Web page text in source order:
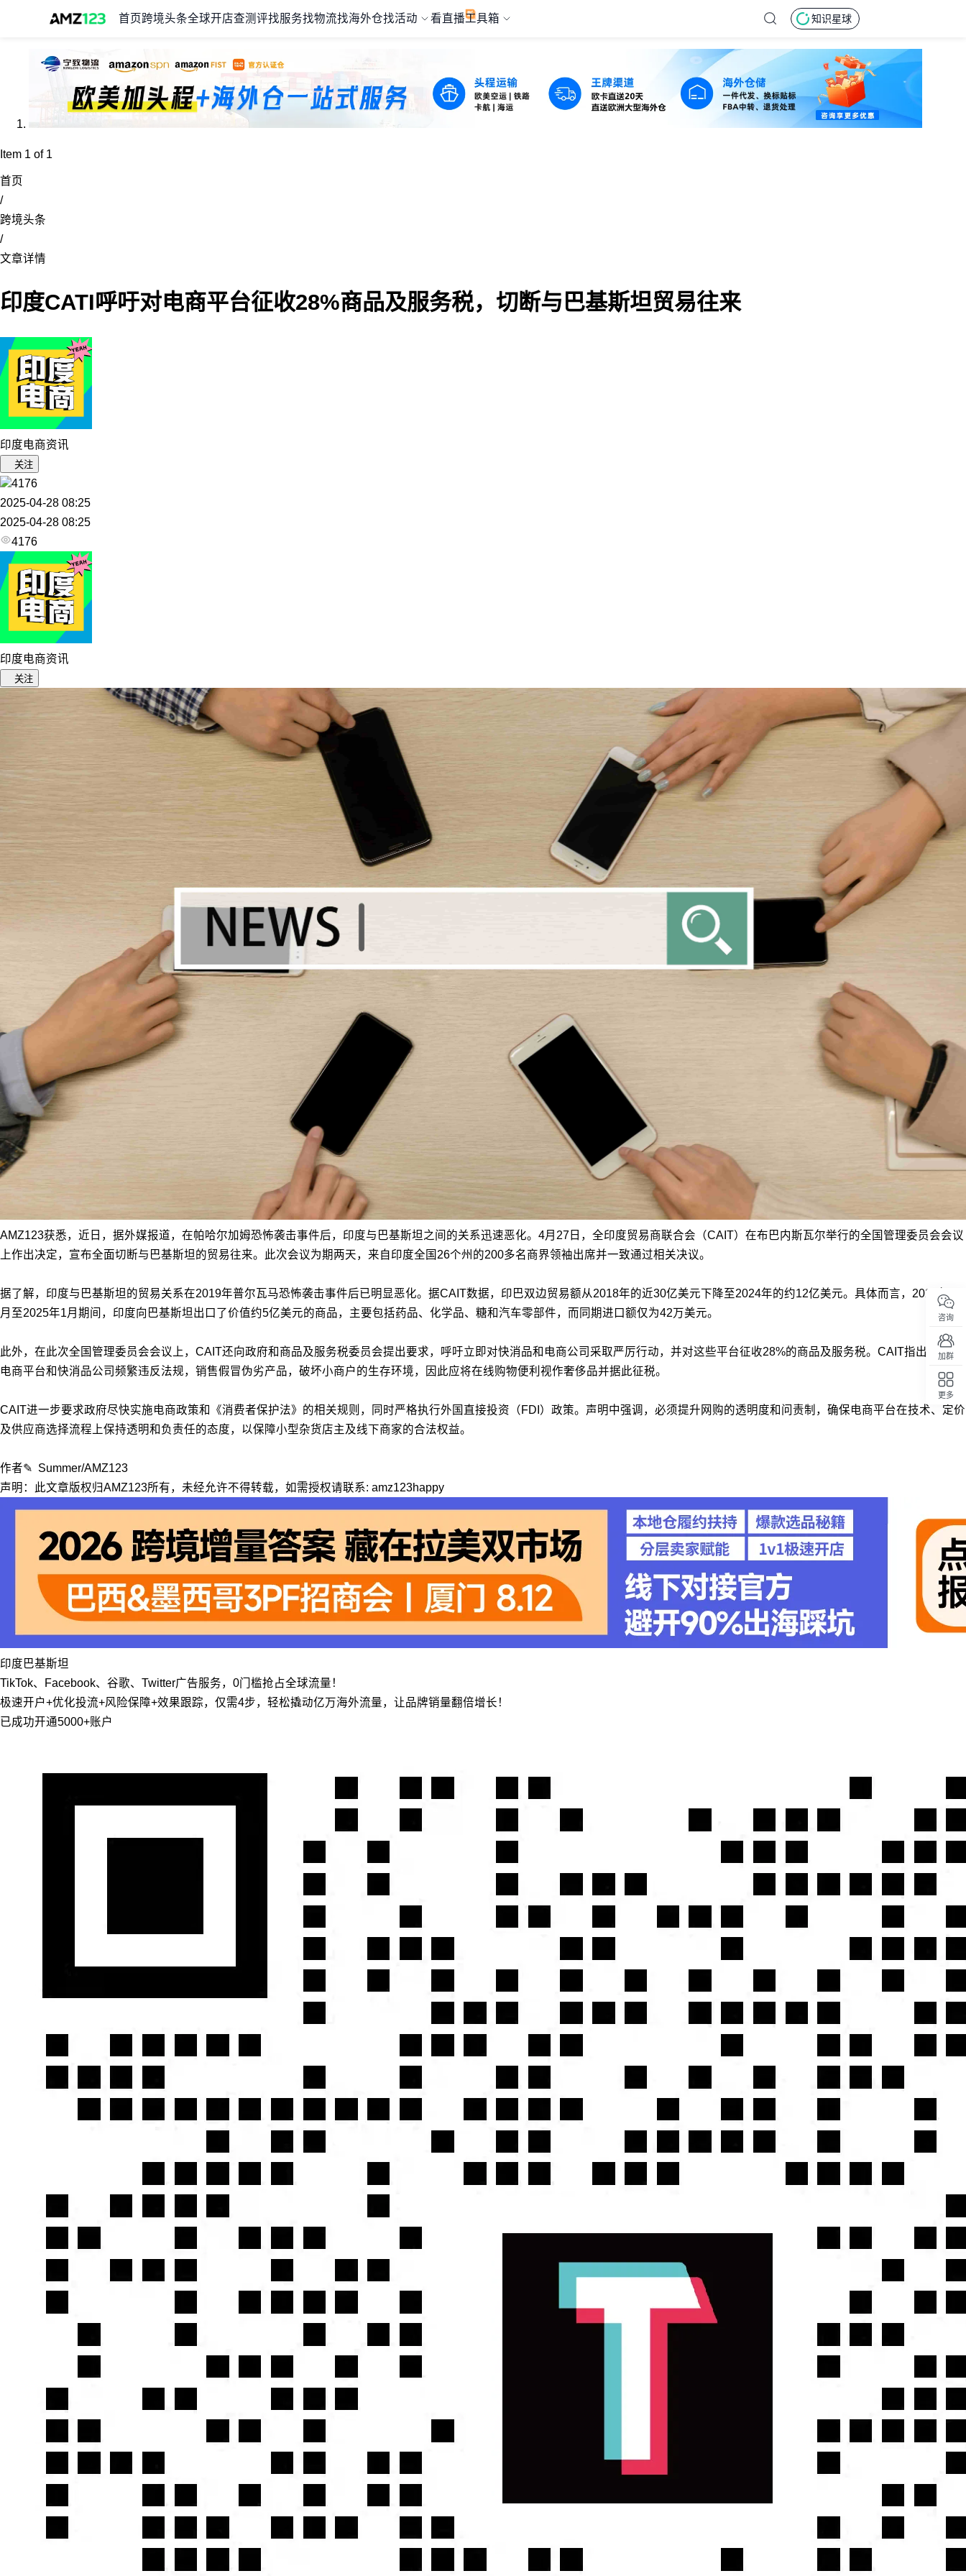
首页 跨境头条全球开店查测评找服务找物流找海外仓找活动 看直播工具箱 知识星球
Item 1 of 1
首页
/
跨境头条
/
文章详情
印度CATI呼吁对电商平台征收28%商品及服务税，切断与巴基斯坦贸易往来
印度电商资讯
关注
4176
2025-04-28 08:25
2025-04-28 08:25
4176
印度电商资讯
关注
AMZ123获悉，近日，据外媒报道，在帕哈尔加姆恐怖袭击事件后，印度与巴基斯坦之间的关系迅速恶化。4月27日，全印度贸易商联合会（CAIT）在布巴内斯瓦尔举行的全国管理委员会会议
上作出决定，宣布全面切断与巴基斯坦的贸易往来。此次会议为期两天，来自印度全国26个州的200多名商界领袖出席并一致通过相关决议。
据了解，印度与巴基斯坦的贸易关系在2019年普尔瓦马恐怖袭击事件后已明显恶化。据CAIT数据，印巴双边贸易额从2018年的近30亿美元下降至2024年的约12亿美元。具体而言，2024年4
月至2025年1月期间，印度向巴基斯坦出口了价值约5亿美元的商品，主要包括药品、化学品、糖和汽车零部件，而同期进口额仅为42万美元。
此外，在此次全国管理委员会会议上，CAIT还向政府和商品及服务税委员会提出要求，呼吁立即对快消品和电商公司采取严厉行动，并对这些平台征收28%的商品及服务税。CAIT指出，这些
电商平台和快消品公司频繁违反法规，销售假冒伪劣产品，破坏小商户的生存环境，因此应将在线购物便利视作奢侈品并据此征税。
CAIT进一步要求政府尽快实施电商政策和《消费者保护法》的相关规则，同时严格执行外国直接投资（FDI）政策。声明中强调，必须提升网购的透明度和问责制，确保电商平台在技术、定价
及供应商选择流程上保持透明和负责任的态度，以保障小型杂货店主及线下商家的合法权益。
作者✎ Summer/AMZ123
声明：此文章版权归AMZ123所有，未经允许不得转载，如需授权请联系: amz123happy
印度 巴基斯坦
TikTok、Facebook、谷歌、Twitter广告服务，0门槛抢占全球流量！
极速开户+优化投流+风险保障+效果跟踪，仅需4步，轻松撬动亿万海外流量，让品牌销量翻倍增长！
已成功开通5000+账户
咨询
加群
更多
回顶部